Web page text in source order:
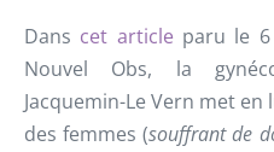
Dans cet article paru le
Nouvel Obs, la
Jacquemin-Le Vern met
des femmes (souffrant de